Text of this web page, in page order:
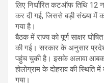
लिए निर्धारित कटऑफ तिथि
कर दी गई, जिससे बड़ी संख्या में
गया है।
बैठक में राज्य को पूर्ण साक्षर
की गई। सरकार के अनुसार
पहुंच चुकी है। इसके अलावा
होलोग्राम के दोहराव की स्थिति
गया।